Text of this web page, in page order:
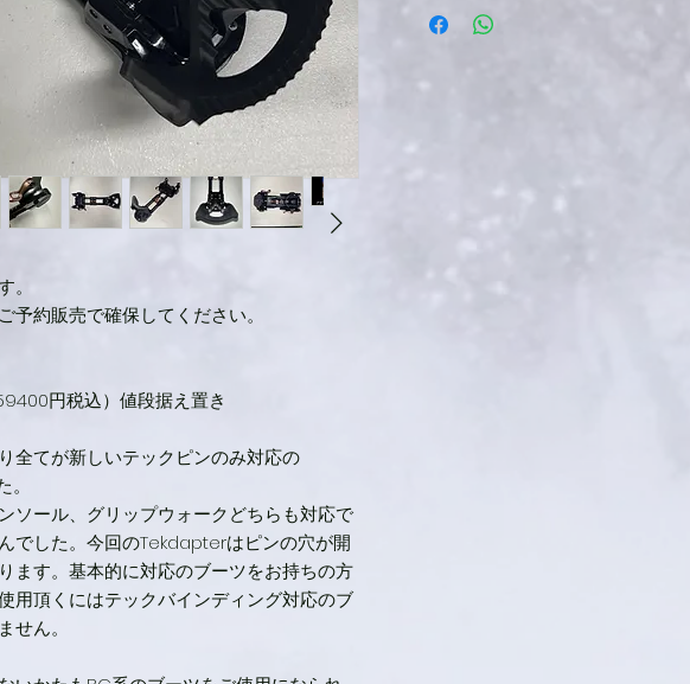
約販売で確保してください。
円税込）値段据え置き
てが新しいテックピンのみ対応の
ソール、グリップウォークどちらも対応で
でした。今回のTekdapterはピンの穴が開
ます。基本的に対応のブーツをお持ちの方
用頂くにはテックバインディング対応のブ
せん。